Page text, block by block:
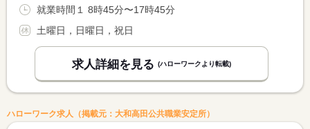
就業時間１ 8時45分〜17時45分
土曜日，日曜日，祝日
求人詳細を見る (ハローワークより転載)
ハローワーク求人（掲載元：大和高田公共職業安定所）